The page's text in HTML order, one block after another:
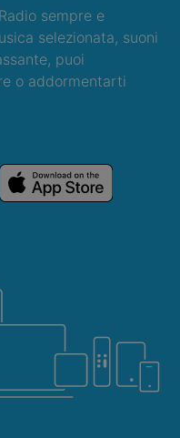
sempre e
selezionata, suoni
puoi
o addormentarti